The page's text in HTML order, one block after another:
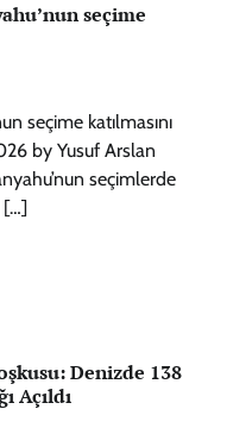
seçime
seçime katılmasını
by Yusuf Arslan
seçimlerde
[…]
Denizde 138
Açıldı